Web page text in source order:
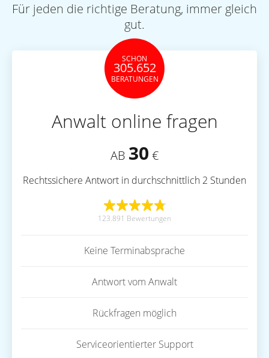
Für jeden die richtige Beratung, immer gleich
gut.
SCHON
305.652
BERATUNGEN
Anwalt online fragen
AB 30 €
Rechtssichere Antwort in durchschnittlich 2 Stunden
123.891 Bewertungen
Keine Terminabsprache
Antwort vom Anwalt
Rückfragen möglich
Serviceorientierter Support